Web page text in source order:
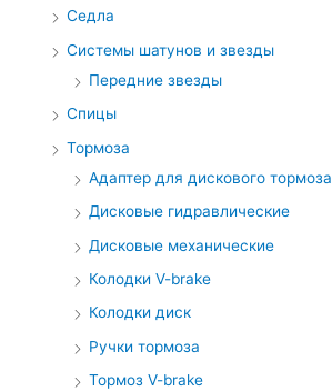
Седла
Системы шатунов и звезды
Передние звезды
Спицы
Тормоза
Адаптер для дискового тормоза
Дисковые гидравлические
Дисковые механические
Колодки V-brake
Колодки диск
Ручки тормоза
Тормоз V-brake